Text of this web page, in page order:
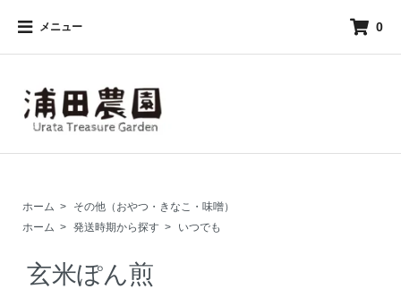
メニュー 0
ホーム >
その他（おやつ・きなこ・味噌）
ホーム > 発送時期から探す > いつでも
玄米ぽん煎